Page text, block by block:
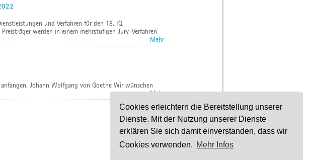
Cookies erleichtern die Bereitstellung unserer
Dienste. Mit der Nutzung unserer Dienste
erklären Sie sich damit einverstanden, dass wir
Cookies verwenden. Mehr Infos
und Verfahren für den 18. IQ
werden in einem mehrstufigen Jury-Verfahren
Mehr
Johann Wolfgang von Goethe Wir wünschen
Mehr